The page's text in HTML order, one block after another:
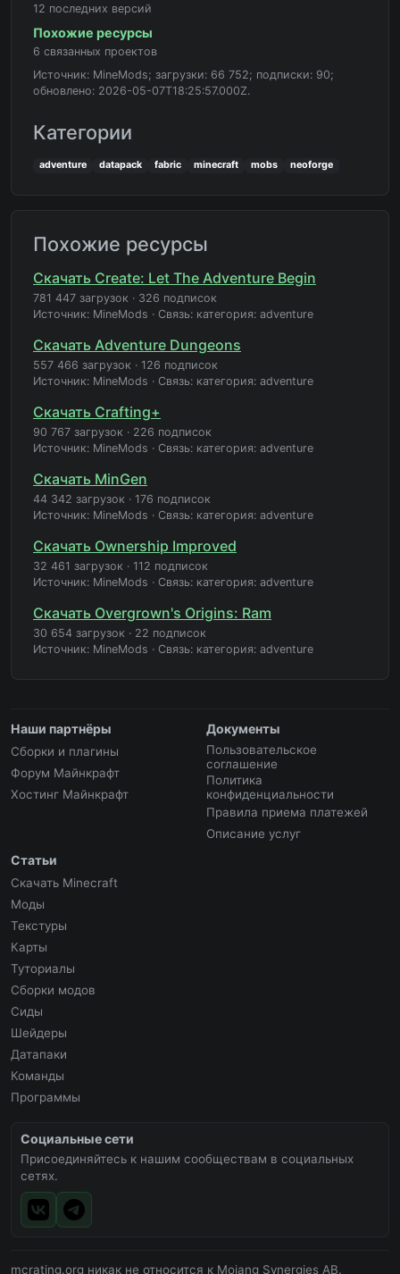
12 последних версий
Похожие ресурсы
6 связанных проектов
Источник: MineMods; загрузки: 66 752; подписки: 90;
обновлено: 2026-05-07T18:25:57.000Z.
Категории
adventure datapack fabric minecraft mobs neoforge
Похожие ресурсы
Скачать Create: Let The Adventure Begin
781 447 загрузок · 326 подписок
Источник: MineMods · Связь: категория: adventure
Скачать Adventure Dungeons
557 466 загрузок · 126 подписок
Источник: MineMods · Связь: категория: adventure
Скачать Crafting+
90 767 загрузок · 226 подписок
Источник: MineMods · Связь: категория: adventure
Скачать MinGen
44 342 загрузок · 176 подписок
Источник: MineMods · Связь: категория: adventure
Скачать Ownership Improved
32 461 загрузок · 112 подписок
Источник: MineMods · Связь: категория: adventure
Скачать Overgrown's Origins: Ram
30 654 загрузок · 22 подписок
Источник: MineMods · Связь: категория: adventure
Наши партнёры
Сборки и плагины
Форум Майнкрафт
Хостинг Майнкрафт
Документы
Пользовательское
соглашение
Политика
конфиденциальности
Правила приема платежей
Описание услуг
Статьи
Скачать Minecraft
Моды
Текстуры
Карты
Туториалы
Сборки модов
Сиды
Шейдеры
Датапаки
Команды
Программы
Социальные сети
Присоединяйтесь к нашим сообществам в социальных
сетях.
mcrating.org никак не относится к Mojang Synergies AB.